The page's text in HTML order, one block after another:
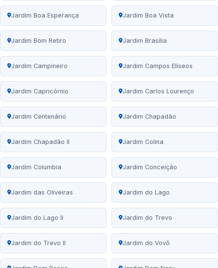
Jardim Boa Esperança Jardim Boa Vista
Jardim Bom Retiro Jardim Brasília
Jardim Campineiro Jardim Campos Elíseos
Jardim Capricórnio Jardim Carlos Lourenço
Jardim Centenário Jardim Chapadão
Jardim Chapadão II Jardim Colina
Jardim Columbia Jardim Conceição
Jardim das Oliveiras Jardim do Lago
Jardim do Lago II Jardim do Trevo
Jardim do Trevo II Jardim do Vovô